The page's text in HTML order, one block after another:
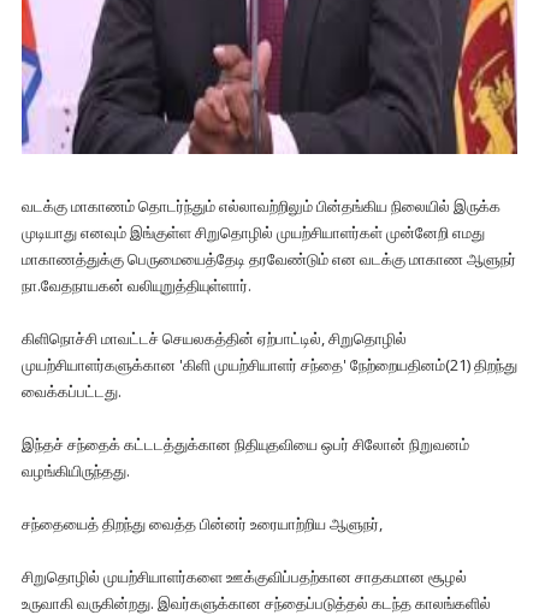
வடக்கு மாகாணம் தொடர்ந்தும் எல்லாவற்றிலும் பின்தங்கிய நிலையில் இருக்க
முடியாது எனவும் இங்குள்ள சிறுதொழில் முயற்சியாளர்கள் முன்னேறி எமது
மாகாணத்துக்கு பெருமையைத்தேடி தரவேண்டும் என வடக்கு மாகாண ஆளுநர்
நா.வேதநாயகன் வலியுறுத்தியுள்ளார்.
கிளிநொச்சி மாவட்டச் செயலகத்தின் ஏற்பாட்டில், சிறுதொழில்
முயற்சியாளர்களுக்கான 'கிளி முயற்சியாளர் சந்தை' நேற்றையதினம்(21) திறந்து
வைக்கப்பட்டது.
இந்தச் சந்தைக் கட்டடத்துக்கான நிதியுதவியை ஒபர் சிலோன் நிறுவனம்
வழங்கியிருந்தது.
சந்தையைத் திறந்து வைத்த பின்னர் உரையாற்றிய ஆளுநர்,
சிறுதொழில் முயற்சியாளர்களை ஊக்குவிப்பதற்கான சாதகமான சூழல்
உருவாகி வருகின்றது. இவர்களுக்கான சந்தைப்படுத்தல் கடந்த காலங்களில்